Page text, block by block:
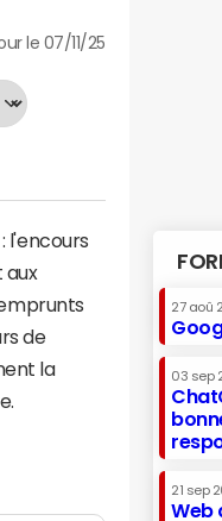
le 07/11/25
l'encours
aux
de
la
27 aoû
03 sep
21 sep
Web